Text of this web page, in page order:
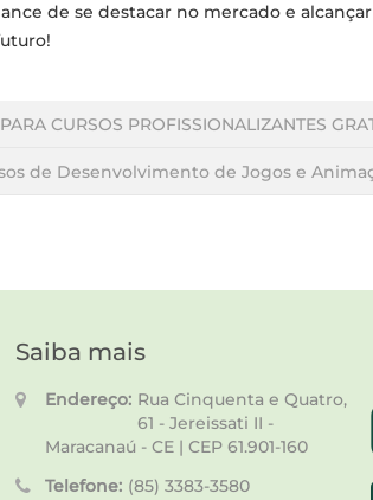
de se destacar no mercado e
CURSOS PROFISSIONALIZANTES
de Desenvolvimento de Jogos e
Saiba mais
Endereço: Rua Cinquenta e Quatro,
61 - Jereissati II -
Maracanaú - CE | CEP 61.901-160
Telefone: (85) 3383-3580